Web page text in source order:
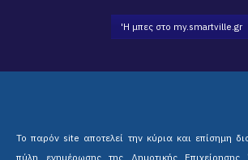
'Η μπες στο my.smartville.gr
Το παρόν site αποτελεί την κύρια και επίσημη
πύλη ενημέρωσης της Δημοτικής Επιχείρησης